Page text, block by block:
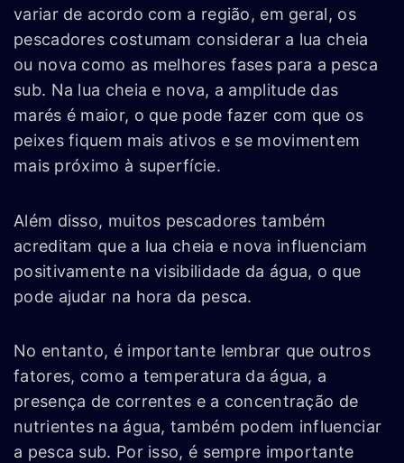
variar de acordo com a região, em geral, os
pescadores costumam considerar a lua cheia
ou nova como as melhores fases para a pesca
sub. Na lua cheia e nova, a amplitude das
marés é maior, o que pode fazer com que os
peixes fiquem mais ativos e se movimentem
mais próximo à superfície.
Além disso, muitos pescadores também
acreditam que a lua cheia e nova influenciam
positivamente na visibilidade da água, o que
pode ajudar na hora da pesca.
No entanto, é importante lembrar que outros
fatores, como a temperatura da água, a
presença de correntes e a concentração de
nutrientes na água, também podem influenciar
a pesca sub. Por isso, é sempre importante